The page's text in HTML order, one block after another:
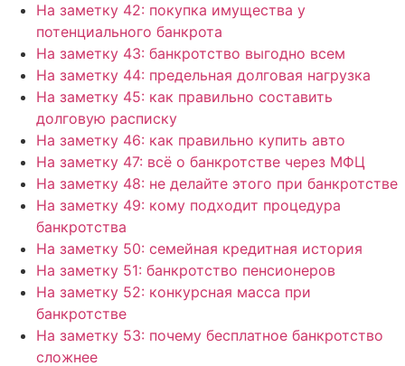
На заметку 42: покупка имущества у
потенциального банкрота
На заметку 43: банкротство выгодно всем
На заметку 44: предельная долговая нагрузка
На заметку 45: как правильно составить
долговую расписку
На заметку 46: как правильно купить авто
На заметку 47: всё о банкротстве через МФЦ
На заметку 48: не делайте этого при банкротстве
На заметку 49: кому подходит процедура
банкротства
На заметку 50: семейная кредитная история
На заметку 51: банкротство пенсионеров
На заметку 52: конкурсная масса при
банкротстве
На заметку 53: почему бесплатное банкротство
сложнее